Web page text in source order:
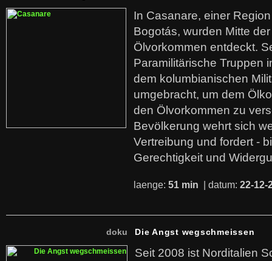
In Casanare, einer
Bogotás, wurden Mitte
Ölvorkommen entdeckt.
Paramilitärische Truppen
dem kolumbianischen
umgebracht, um dem
den Ölvorkommen zu
Bevölkerung wehrt sich
Vertreibung und fordert -
Gerechtigkeit und
laenge: 51 min | datum: 22-12-
doku Die Angst wegschmeissen
Seit 2008 ist Norditalien